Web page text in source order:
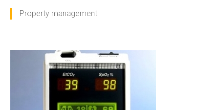
Property management